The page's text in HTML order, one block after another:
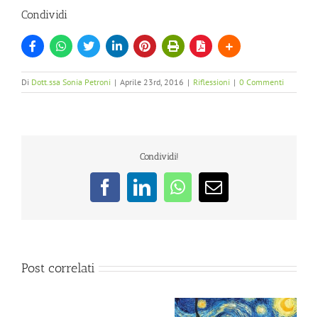
Condividi
Di Dott.ssa Sonia Petroni | Aprile 23rd, 2016 | Riflessioni | 0 Commenti
Condividi!
FacebookLinkedInWhatsApp
Email
Post correlati